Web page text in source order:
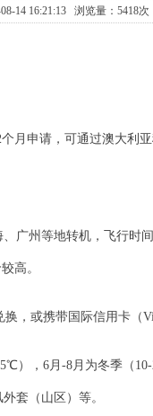
14 16:21:13 浏览量：5418次
月申请，可通过澳大利
广州等地转机，飞行时间
高。
或携带国际信用卡（
），6月-8月为冬季（10-
套（山区）等。